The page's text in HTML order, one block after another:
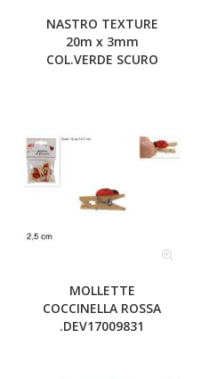
NASTRO TEXTURE
20m x 3mm
COL.VERDE SCURO
MOLLETTE
COCCINELLA ROSSA
.DEV17009831